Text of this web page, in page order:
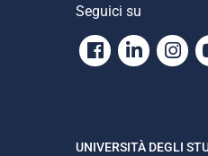
Seguici su
Facebook
UNIVERSITÀ DEGLI